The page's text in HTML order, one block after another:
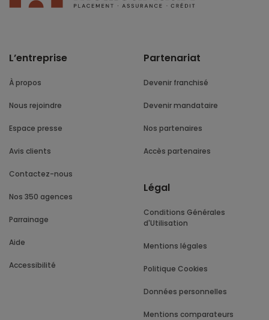
L’entreprise
À propos
Nous rejoindre
Espace presse
Avis clients
Contactez-nous
Nos 350 agences
Parrainage
Aide
Accessibilité
Partenariat
Devenir franchisé
Devenir mandataire
Nos partenaires
Accès partenaires
Légal
Conditions Générales
d'Utilisation
Mentions légales
Politique Cookies
Données personnelles
Mentions comparateurs